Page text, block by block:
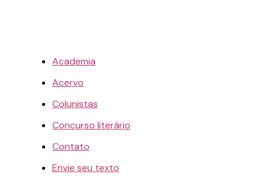
Academia
Acervo
Colunistas
Concurso literário
Contato
Envie seu texto